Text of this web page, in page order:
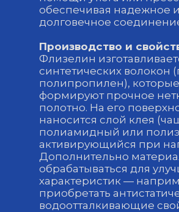
обеспечивая надежное и
долговечное
Производство и
Флизелин
синтетических волокон
полипропилен), которые
формируют прочное
полотно. На его
наносится слой клея
полиамидный или
активирующийся при
Дополнительно
обрабатываться для
характеристик —
приобретать
водоотталкивающие